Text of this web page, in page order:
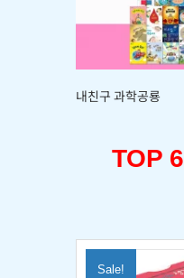
내친구 과학공룡
TOP 6
Sale!